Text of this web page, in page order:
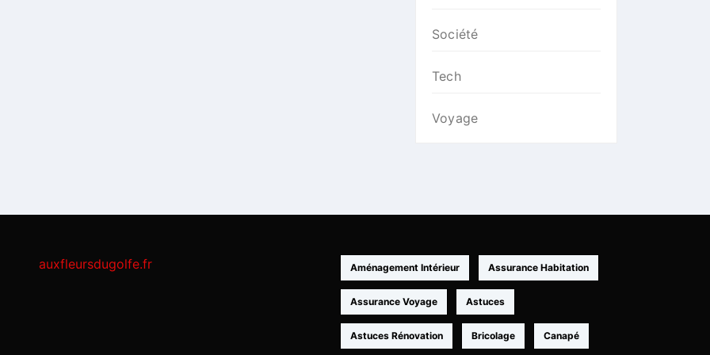
Société
Tech
Voyage
auxfleursdugolfe.fr Aménagement Intérieur Assurance Habitation
Assurance Voyage Astuces
Astuces Rénovation Bricolage Canapé